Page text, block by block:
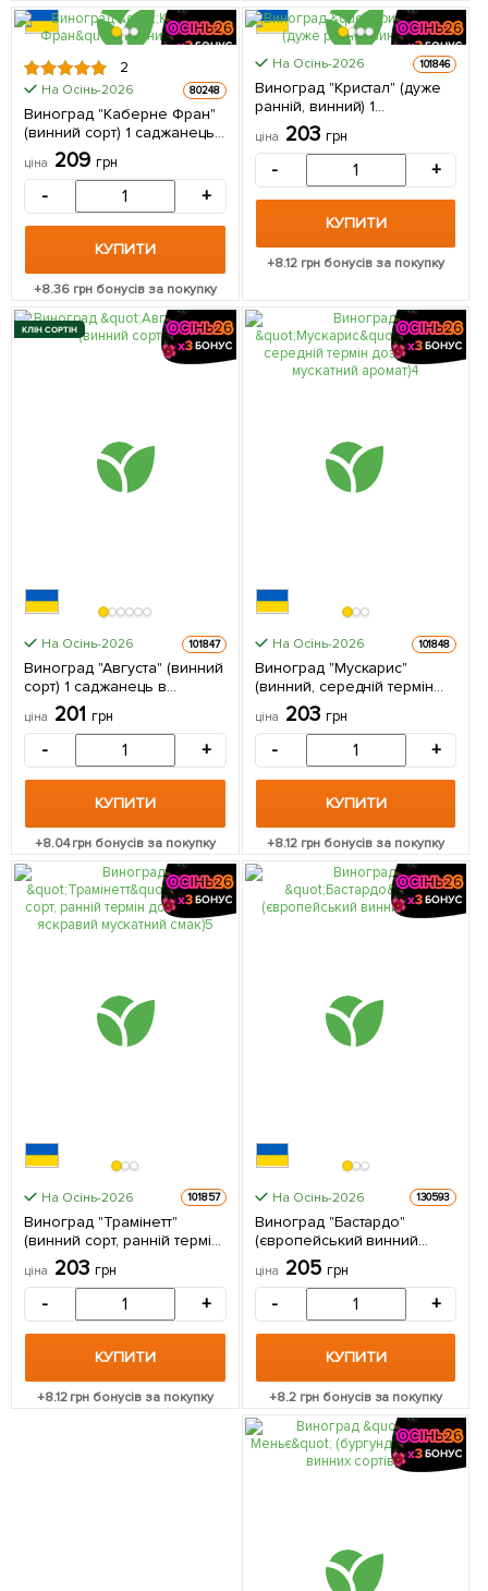
2
На Осінь-2026 80248
Виноград "Каберне Фран"
(винний сорт) 1 саджанець
в упаковці
ціна 209 грн
- +
КУПИТИ
+8.36 грн бонусів за покупку
На Осінь-2026 101846
Виноград "Кристал" (дуже
ранній, винний) 1
саджанець в упаковці
ціна 203 грн
- +
КУПИТИ
+8.12 грн бонусів за покупку
КЛІН СОРТІН
На Осінь-2026 101847
Виноград "Августа" (винний
сорт) 1 саджанець в
упаковці
ціна 201 грн
- +
КУПИТИ
+8.04грн бонусів за покупку
На Осінь-2026 101848
Виноград "Мускарис"
(винний, середній термін
дозрівання, мускатний
аромат) 1 саджанець в
ціна 203 грн
- +
КУПИТИ
+8.12 грн бонусів за покупку
На Осінь-2026 101857
Виноград "Трамінетт"
(винний сорт, ранній термін
дозрівання, яскравий
мускатний смак) 1
саджанець в упаковці
ціна 203 грн
- +
КУПИТИ
+8.12грн бонусів за покупку
На Осінь-2026 130593
Виноград "Бастардо"
(європейський винний
сорт) 1 саджанець в
упаковці
ціна 205 грн
- +
КУПИТИ
+8.2грн бонусів за покупку